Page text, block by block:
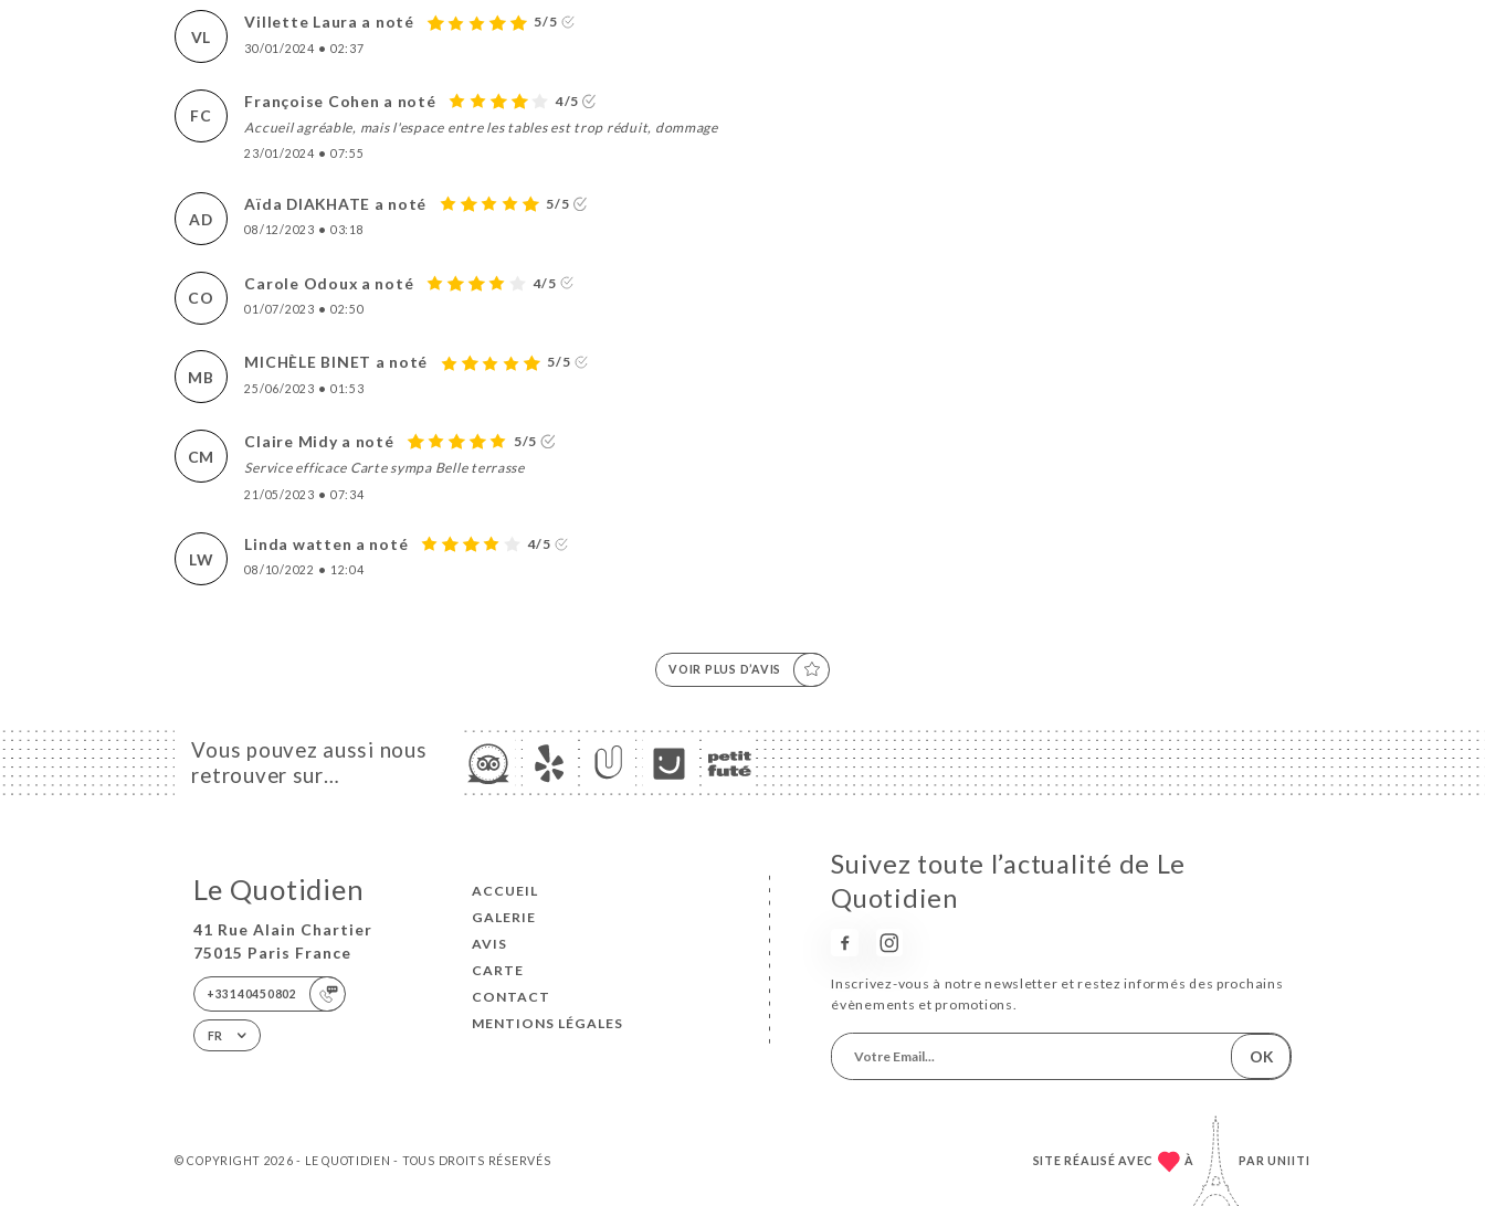
VL
Villette Laura a noté 5/5
30/01/2024 • 02:37
FC
Françoise Cohen a noté
4/5
Accueil agréable, mais l'espace entre les tables est trop réduit, dommage
23/01/2024 • 07:55
AD
Aïda DIAKHATE a noté 5/5
08/12/2023 • 03:18
CO
Carole Odoux a noté 4/5
01/07/2023 • 02:50
MB
MICHÈLE BINET a noté 5/5
25/06/2023 • 01:53
CM
Claire Midy a noté
5/5
Service efficace Carte sympa Belle terrasse
21/05/2023 • 07:34
LW
Linda watten a noté 4/5
08/10/2022 • 12:04
VOIR PLUS D’AVIS
Vous pouvez aussi nous
retrouver sur…
Le Quotidien
41 Rue Alain Chartier
75015 Paris France
+33140450802
FR
ACCUEIL
GALERIE
AVIS
CARTE
CONTACT
MENTIONS LÉGALES
Suivez toute l’actualité de Le
Quotidien
Inscrivez-vous à notre newsletter et restez informés des prochains
évènements et promotions.
OK
© COPYRIGHT 2026 - LE QUOTIDIEN - TOUS DROITS RÉSERVÉS SITE RÉALISÉ AVEC À PARUNIITI